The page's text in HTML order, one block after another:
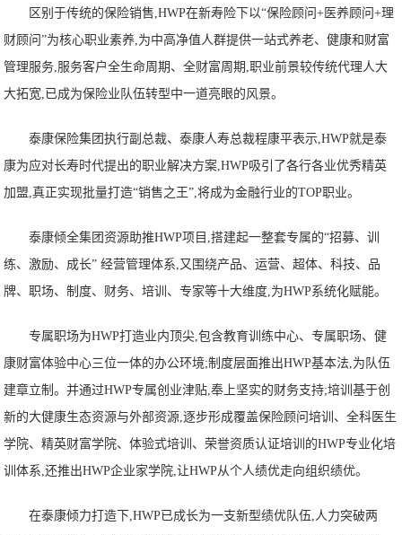
区别于传统的保险销售,HWP在新寿险下以“保险顾问+医养顾问+理
财顾问”为核心职业素养,为中高净值人群提供一站式养老、健康和财富
管理服务,服务客户全生命周期、全财富周期,职业前景较传统代理人大
大拓宽,已成为保险业队伍转型中一道亮眼的风景。
泰康保险集团执行副总裁、泰康人寿总裁程康平表示,HWP就是泰
康为应对长寿时代提出的职业解决方案,HWP吸引了各行各业优秀精英
加盟,真正实现批量打造“销售之王”,将成为金融行业的TOP职业。
泰康倾全集团资源助推HWP项目,搭建起一整套专属的“招募、训
练、激励、成长” 经营管理体系,又围绕产品、运营、超体、科技、品
牌、职场、制度、财务、培训、专家等十大维度,为HWP系统化赋能。
专属职场为HWP打造业内顶尖,包含教育训练中心、专属职场、健
康财富体验中心三位一体的办公环境;制度层面推出HWP基本法,为队伍
建章立制。并通过HWP专属创业津贴,奉上坚实的财务支持;培训基于创
新的大健康生态资源与外部资源,逐步形成覆盖保险顾问培训、全科医生
学院、精英财富学院、体验式培训、荣誉资质认证培训的HWP专业化培
训体系,还推出HWP企业家学院,让HWP从个人绩优走向组织绩优。
在泰康倾力打造下,HWP已成长为一支新型绩优队伍,人力突破两